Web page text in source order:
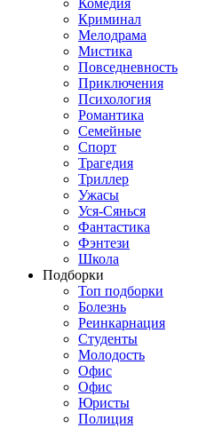
Комедия
Криминал
Мелодрама
Мистика
Повседневность
Приключения
Психология
Романтика
Семейные
Спорт
Трагедия
Триллер
Ужасы
Уся-Сянься
Фантастика
Фэнтези
Школа
Подборки
Топ подборки
Болезнь
Реинкарнация
Студенты
Молодость
Офис
Офис
Юристы
Полиция